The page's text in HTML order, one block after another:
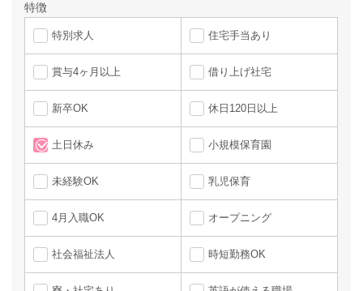
特徴
特別求人 住宅手当あり
賞与4ヶ月以上 借り上げ社宅
新卒OK 休日120日以上
土日休み 小規模保育園
未経験OK 乳児保育
4月入職OK オープニング
社会福祉法人 時短勤務OK